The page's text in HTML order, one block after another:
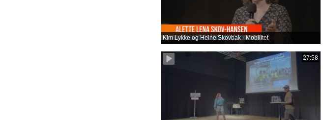
Kim Lykke og Heine Skovbak - Mobilitet
27:58